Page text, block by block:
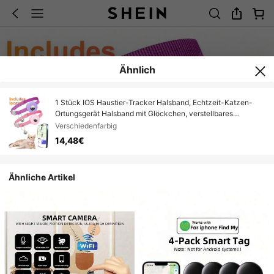
Ähnlich
1 Stück IOS Haustier-Tracker Halsband, Echtzeit-Katzen-
Ortungsgerät Halsband mit Glöckchen, verstellbares
reflektierendes kleines Katzenhalsband, abnehmbarer Anti-
Verlust-Katzenhalsriemen, Outdoor-Spaziergang Haustier-
Ortungsgerät Halsband, süßes Katzen-Accessoire,
Verschiedenfarbig
14,48€
Ähnliche Artikel